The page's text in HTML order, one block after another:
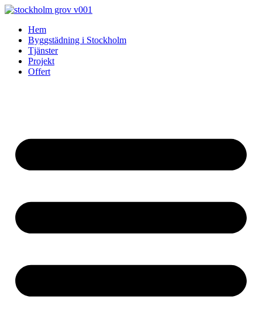
Skip
contentHem
Byggstädning i Stockholm
Tjänster
Projekt
Offert